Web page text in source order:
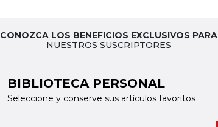
CONOZCA LOS BENEFICIOS EXCLUSIVOS PARA
NUESTROS SUSCRIPTORES
BIBLIOTECA PERSONAL
Seleccione y conserve sus artículos favoritos